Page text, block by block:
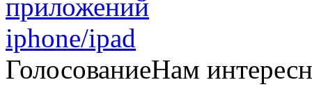
ГолосованиеНам